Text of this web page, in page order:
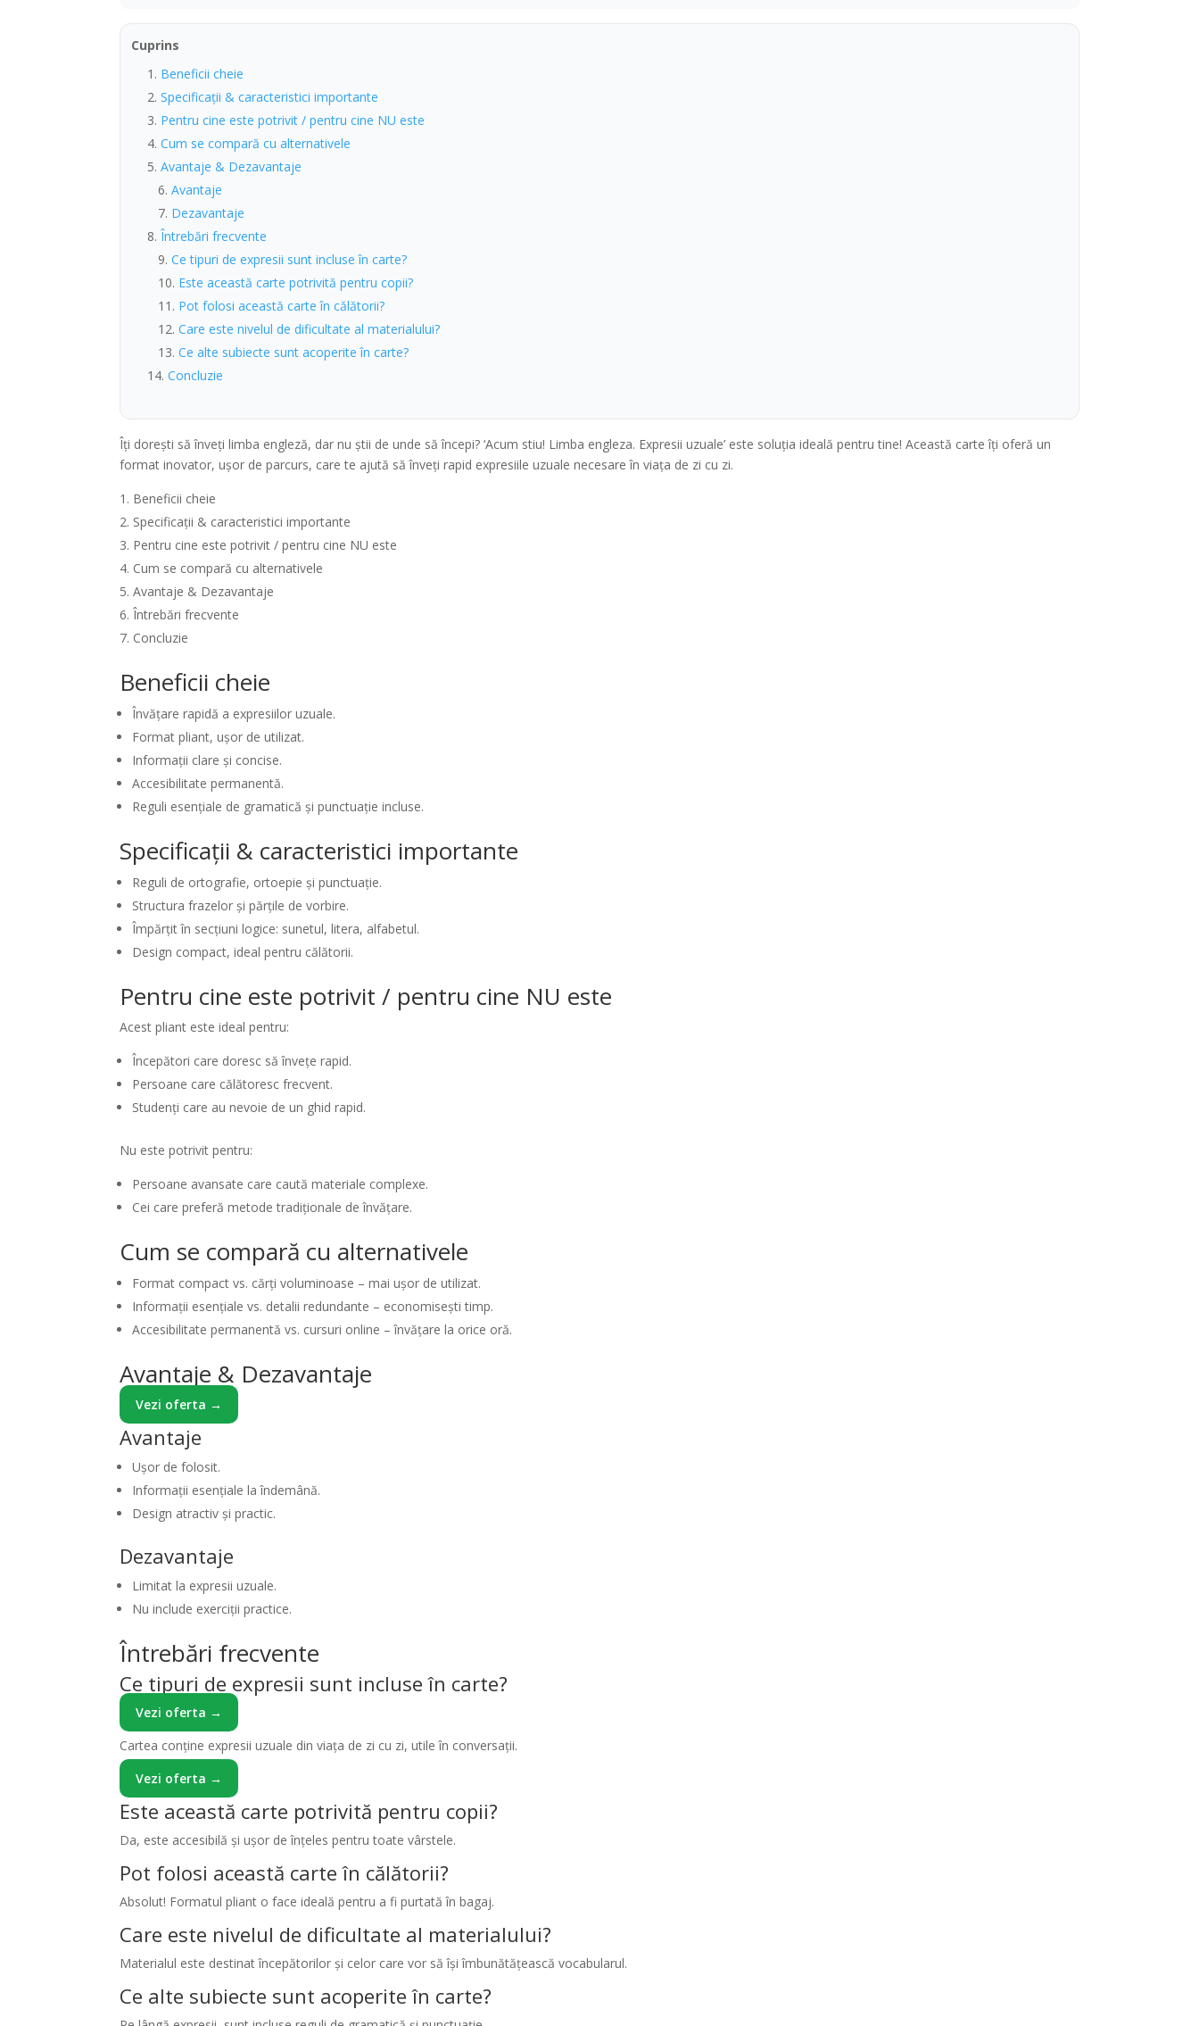
Cuprins
Beneficii cheie
Specificații & caracteristici importante
Pentru cine este potrivit / pentru cine NU este
Cum se compară cu alternativele
Avantaje & Dezavantaje
Avantaje
Dezavantaje
Întrebări frecvente
Ce tipuri de expresii sunt incluse în carte?
Este această carte potrivită pentru copii?
Pot folosi această carte în călătorii?
Care este nivelul de dificultate al materialului?
Ce alte subiecte sunt acoperite în carte?
Concluzie
Îți dorești să înveți limba engleză, dar nu știi de unde să începi? ‘Acum stiu! Limba engleza. Expresii uzuale’ este soluția ideală pentru tine! Această carte îți oferă un
format inovator, ușor de parcurs, care te ajută să înveți rapid expresiile uzuale necesare în viața de zi cu zi.
Beneficii cheie
Specificații & caracteristici importante
Pentru cine este potrivit / pentru cine NU este
Cum se compară cu alternativele
Avantaje & Dezavantaje
Întrebări frecvente
Concluzie
Beneficii cheie
Învățare rapidă a expresiilor uzuale.
Format pliant, ușor de utilizat.
Informații clare și concise.
Accesibilitate permanentă.
Reguli esențiale de gramatică și punctuație incluse.
Specificații & caracteristici importante
Reguli de ortografie, ortoepie și punctuație.
Structura frazelor și părțile de vorbire.
Împărțit în secțiuni logice: sunetul, litera, alfabetul.
Design compact, ideal pentru călătorii.
Pentru cine este potrivit / pentru cine NU este
Acest pliant este ideal pentru:
Începători care doresc să învețe rapid.
Persoane care călătoresc frecvent.
Studenți care au nevoie de un ghid rapid.
Nu este potrivit pentru:
Persoane avansate care caută materiale complexe.
Cei care preferă metode tradiționale de învățare.
Cum se compară cu alternativele
Format compact vs. cărți voluminoase – mai ușor de utilizat.
Informații esențiale vs. detalii redundante – economisești timp.
Accesibilitate permanentă vs. cursuri online – învățare la orice oră.
Avantaje & Dezavantaje
Vezi oferta →
Avantaje
Ușor de folosit.
Informații esențiale la îndemână.
Design atractiv și practic.
Dezavantaje
Limitat la expresii uzuale.
Nu include exerciții practice.
Întrebări frecvente
Ce tipuri de expresii sunt incluse în carte?
Vezi oferta →
Cartea conține expresii uzuale din viața de zi cu zi, utile în conversații.
Vezi oferta →
Este această carte potrivită pentru copii?
Da, este accesibilă și ușor de înțeles pentru toate vârstele.
Pot folosi această carte în călătorii?
Absolut! Formatul pliant o face ideală pentru a fi purtată în bagaj.
Care este nivelul de dificultate al materialului?
Materialul este destinat începătorilor și celor care vor să își îmbunătățească vocabularul.
Ce alte subiecte sunt acoperite în carte?